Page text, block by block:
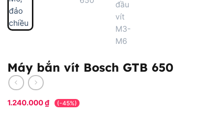
Máy bắn vít Bosch GTB 650
1.240.000₫ (-45%)